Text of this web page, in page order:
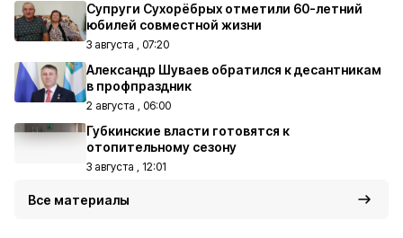
Супруги Сухорёбрых отметили 60-летний
юбилей совместной жизни
3 августа , 07:20
Александр Шуваев обратился к десантникам
в профпраздник
2 августа , 06:00
Губкинские власти готовятся к
отопительному сезону
3 августа , 12:01
Все материалы